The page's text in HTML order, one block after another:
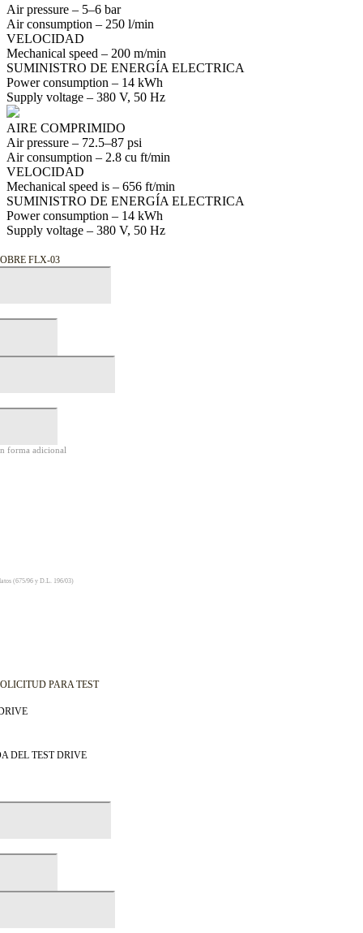
Air pressure – 5–6 bar
Air consumption – 250 l/min
VELOCIDAD
Mechanical speed – 200 m/min
SUMINISTRO DE ENERGÍA ELECTRICA
Power consumption – 14 kWh
Supply voltage – 380 V, 50 Hz
AIRE COMPRIMIDO
Air pressure – 72.5–87 psi
Air consumption – 2.8 cu ft/min
VELOCIDAD
Mechanical speed is – 656 ft/min
SUMINISTRO DE ENERGÍA ELECTRICA
Power consumption – 14 kWh
Supply voltage – 380 V, 50 Hz
FLX-03
forma adicional
(675/96 y D.L. 196/03)
PARA TEST
DEL TEST DRIVE